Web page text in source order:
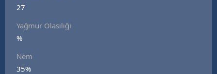
27
Yağmur Olasılığı
%
Nem
35%